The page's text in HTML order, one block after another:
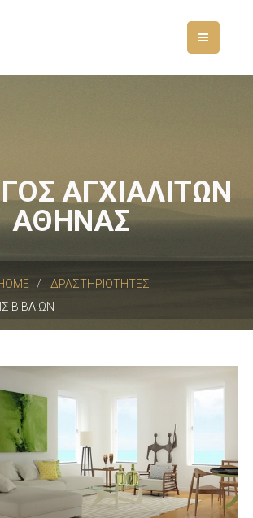
ΑΓΧΙΑΛΙΤΩΝ
ΑΘΗΝΑΣ
ΔΡΑΣΤΗΡΙΟΤΗΤΕΣ
ΒΙΒΛΙΩΝ